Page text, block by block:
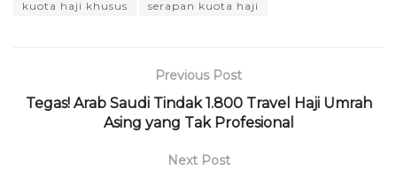
kuota haji khusus
serapan kuota haji
Previous Post
Tegas! Arab Saudi Tindak 1.800 Travel Haji Umrah
Asing yang Tak Profesional
Next Post